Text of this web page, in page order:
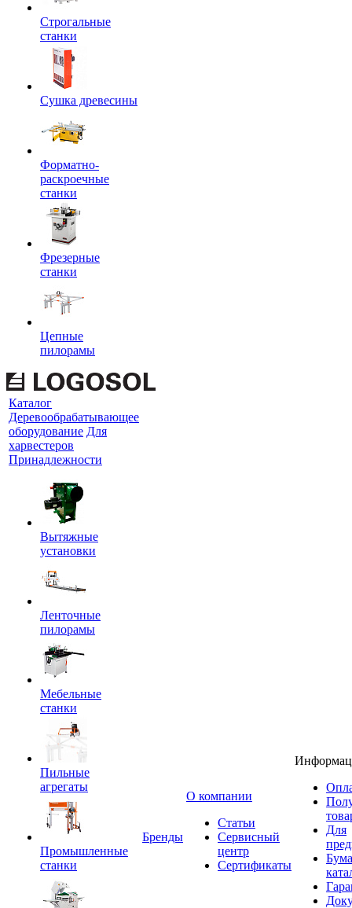
Строгальные
станки
Сушка древесины
Форматно-
раскроечные
станки
Фрезерные
станки
Цепные
пилорамы
Каталог
Деревообрабатывающее
оборудование Для
харвестеров
Принадлежности
Вытяжные
установки
Ленточные
пилорамы
Мебельные
станки
Пильные
агрегаты
Промышленные
станки
Бренды
O компании
Статьи
Сервисный
центр
Сертификаты
Для